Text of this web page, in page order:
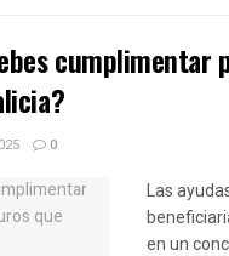
cumplimentar
0
Las
en un